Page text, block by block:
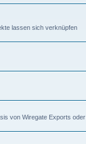
lassen sich verknüpfen
von Wiregate Exports oder